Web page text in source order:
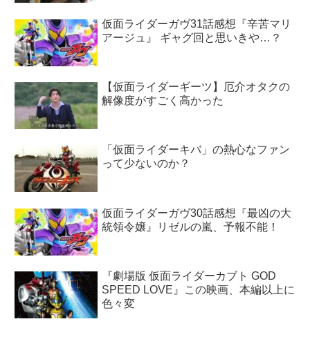
仮面ライダーガヴ31話感想『辛苦マリ
アージュ』 ギャグ回と思いきや…？
【仮面ライダーギーツ】厄介オタクの
解像度がすごく高かった
「仮面ライダーキバ」の熱心なファン
って少ないのか？
仮面ライダーガヴ30話感想『最凶の大
統領令嬢』リゼルの嵐、予報不能！
『劇場版 仮面ライダーカブト GOD
SPEED LOVE』この映画、本編以上に
色々変